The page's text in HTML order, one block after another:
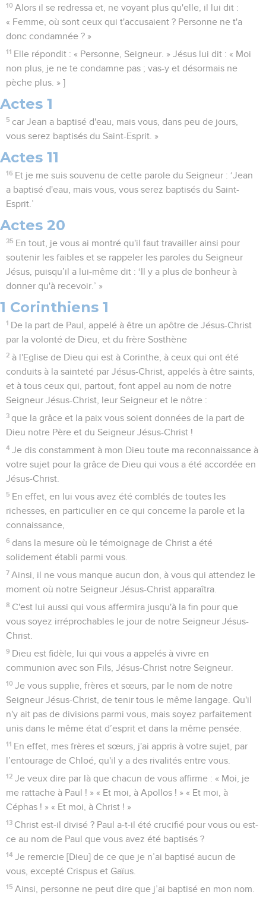
10 Alors il se redressa et, ne voyant plus qu'elle, il lui dit :
« Femme, où sont ceux qui t'accusaient ? Personne ne t'a
donc condamnée ? »
11 Elle répondit : « Personne, Seigneur. » Jésus lui dit : « Moi
non plus, je ne te condamne pas ; vas-y et désormais ne
pèche plus. » ]
Actes 1
5 car Jean a baptisé d'eau, mais vous, dans peu de jours,
vous serez baptisés du Saint-Esprit. »
Actes 11
16 Et je me suis souvenu de cette parole du Seigneur : ‘Jean
a baptisé d'eau, mais vous, vous serez baptisés du Saint-
Esprit.’
Actes 20
35 En tout, je vous ai montré qu'il faut travailler ainsi pour
soutenir les faibles et se rappeler les paroles du Seigneur
Jésus, puisqu’il a lui-même dit : ‘Il y a plus de bonheur à
donner qu'à recevoir.’ »
1 Corinthiens 1
1 De la part de Paul, appelé à être un apôtre de Jésus-Christ
par la volonté de Dieu, et du frère Sosthène
2 à l'Eglise de Dieu qui est à Corinthe, à ceux qui ont été
conduits à la sainteté par Jésus-Christ, appelés à être saints,
et à tous ceux qui, partout, font appel au nom de notre
Seigneur Jésus-Christ, leur Seigneur et le nôtre :
3 que la grâce et la paix vous soient données de la part de
Dieu notre Père et du Seigneur Jésus-Christ !
4 Je dis constamment à mon Dieu toute ma reconnaissance à
votre sujet pour la grâce de Dieu qui vous a été accordée en
Jésus-Christ.
5 En effet, en lui vous avez été comblés de toutes les
richesses, en particulier en ce qui concerne la parole et la
connaissance,
6 dans la mesure où le témoignage de Christ a été
solidement établi parmi vous.
7 Ainsi, il ne vous manque aucun don, à vous qui attendez le
moment où notre Seigneur Jésus-Christ apparaîtra.
8 C'est lui aussi qui vous affermira jusqu'à la fin pour que
vous soyez irréprochables le jour de notre Seigneur Jésus-
Christ.
9 Dieu est fidèle, lui qui vous a appelés à vivre en
communion avec son Fils, Jésus-Christ notre Seigneur.
10 Je vous supplie, frères et sœurs, par le nom de notre
Seigneur Jésus-Christ, de tenir tous le même langage. Qu'il
n'y ait pas de divisions parmi vous, mais soyez parfaitement
unis dans le même état d’esprit et dans la même pensée.
11 En effet, mes frères et sœurs, j'ai appris à votre sujet, par
l’entourage de Chloé, qu'il y a des rivalités entre vous.
12 Je veux dire par là que chacun de vous affirme : « Moi, je
me rattache à Paul ! » « Et moi, à Apollos ! » « Et moi, à
Céphas ! » « Et moi, à Christ ! »
13 Christ est-il divisé ? Paul a-t-il été crucifié pour vous ou est-
ce au nom de Paul que vous avez été baptisés ?
14 Je remercie [Dieu] de ce que je n’ai baptisé aucun de
vous, excepté Crispus et Gaïus.
15 Ainsi, personne ne peut dire que j’ai baptisé en mon nom.